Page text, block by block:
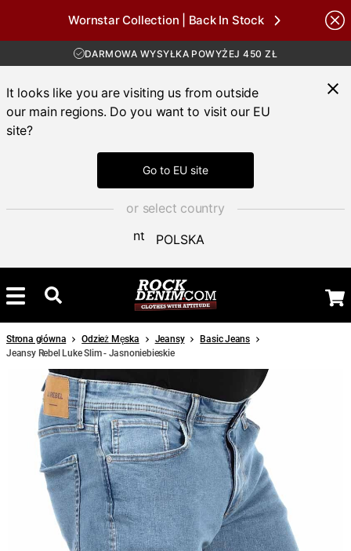
Wornstar Collection | Back In Stock
30-DNIOWY OKRES ZWROTU
DARMOWA WYSYŁKA POWYŻEJ 450 ZŁ
It looks like you are visiting us from outside
our main regions. Do you want to visit our EU
site?
Go to EU site
or select country
POLSKA
Strona główna Odzież Męska Jeansy
Basic Jeans
Jeansy Rebel Luke Slim - Jasnoniebieskie